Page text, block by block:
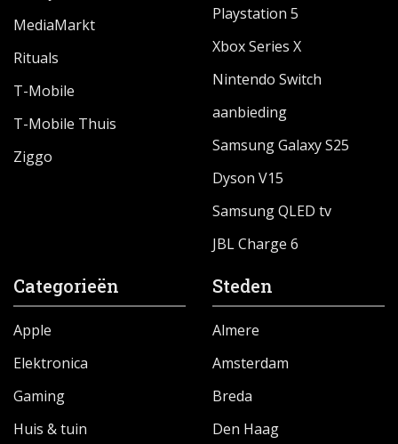
MediaMarkt
Rituals
T-Mobile
T-Mobile Thuis
Ziggo
Playstation 5
Xbox Series X
Nintendo Switch
aanbieding
Samsung Galaxy S25
Dyson V15
Samsung QLED tv
JBL Charge 6
Categorieën
Apple
Elektronica
Gaming
Huis & tuin
Steden
Almere
Amsterdam
Breda
Den Haag